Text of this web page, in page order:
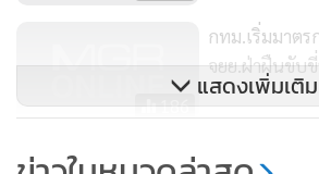
186
กทม.เริ่มมาตร
จยย.ฝ่าฝืนขับ
แสดงเพิ่มเติม